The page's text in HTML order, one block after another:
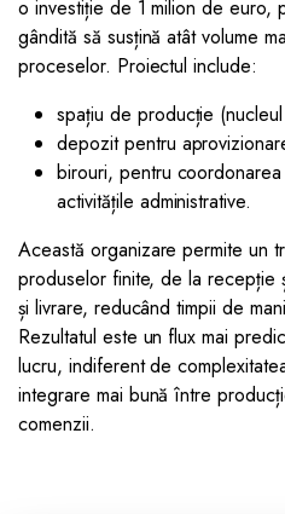
o investiție de 1 milion de
gândită să susțină atât volume
proceselor. Proiectul include:
spațiu de producție
depozit pentru
birouri, pentru
activitățile administrative.
Această organizare permite un
produselor finite, de la recepție
și livrare, reducând timpii de
Rezultatul este un flux mai
lucru, indiferent de
integrare mai bună între
comenzii.